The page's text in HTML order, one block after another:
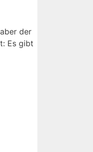
der
Es gibt